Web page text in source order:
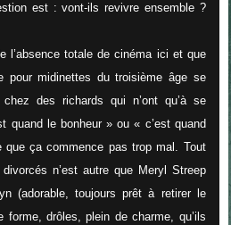
est : vont-ils revivre ensemble ?
l’absence totale de cinéma ici et que
pour midinettes du troisième âge se
des richards qui n’ont qu’à se
quand le bonheur » ou « c’est quand
que ça commence pas trop mal. Tout
n’est autre que Meryl Streep
(adorable, toujours prêt à retirer le
forme, drôles, plein de charme, qu’ils